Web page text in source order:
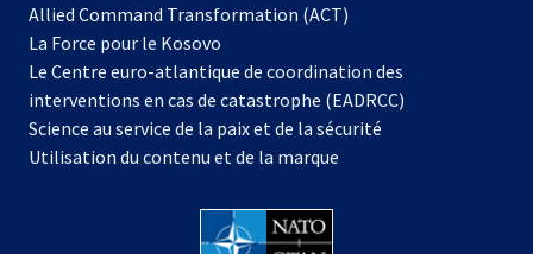
dans
nouvel
onglet
Allied Command Transformation (ACT)
La Force pour le Kosovo
dans
un
nouvel
onglet
Le Centre euro-atlantique de coordination des
interventions en cas de catastrophe (EADRCC)
Science au service de la paix et de la sécurité
Utilisation du contenu et de la marque